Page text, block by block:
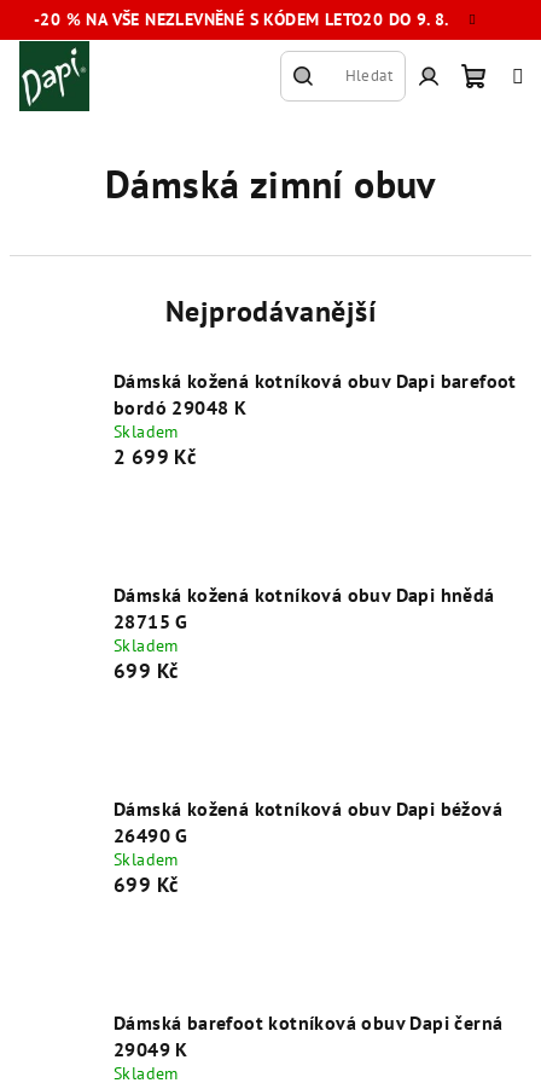
Přejít
na
-20 % NA VŠE NEZLEVNĚNÉ S KÓDEM LETO20 DO 9. 8.
Hledat
Dámská zimní obuv
Nejprodávanější
Dámská kožená kotníková obuv Dapi barefoot
bordó 29048 K
Skladem
2 699 Kč
Dámská kožená kotníková obuv Dapi hnědá
28715 G
Skladem
699 Kč
Dámská kožená kotníková obuv Dapi béžová
26490 G
Skladem
699 Kč
Dámská barefoot kotníková obuv Dapi černá
29049 K
Skladem